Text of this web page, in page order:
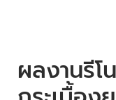
ผลงานรี